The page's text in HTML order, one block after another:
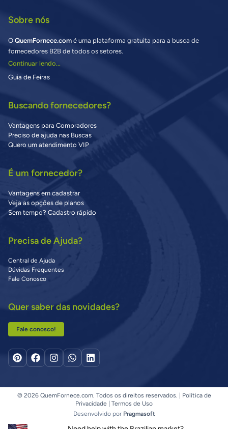
Sobre nós
O QuemFornece.com é uma plataforma gratuita para a busca de
fornecedores B2B de todos os setores.
Continuar lendo...
Guia de Feiras
Buscando fornecedores?
Vantagens para Compradores
Preciso de ajuda nas Buscas
Quero um atendimento VIP
É um fornecedor?
Vantagens em cadastrar
Veja as opções de planos
Sem tempo? Cadastro rápido
Precisa de Ajuda?
Central de Ajuda
Dúvidas Frequentes
Fale Conosco
Quer saber das novidades?
Fale conosco!
© 2026 QuemFornece.com. Todos os direitos reservados. |
Política de
Privacidade
Termos de Uso
Desenvolvido por Pragmasoft